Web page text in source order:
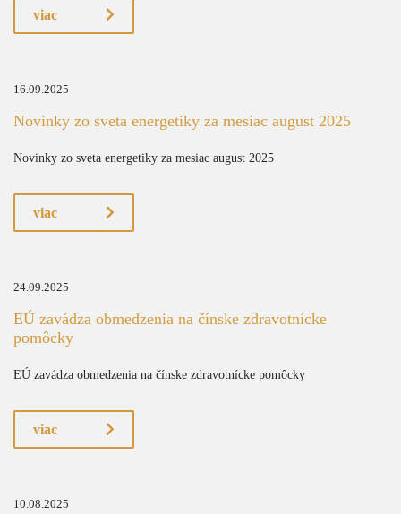
viac
16.09.2025
Novinky zo sveta energetiky za mesiac august 2025
Novinky zo sveta energetiky za mesiac august 2025
viac
24.09.2025
EÚ zavádza obmedzenia na čínske zdravotnícke
pomôcky
EÚ zavádza obmedzenia na čínske zdravotnícke pomôcky
viac
10.08.2025